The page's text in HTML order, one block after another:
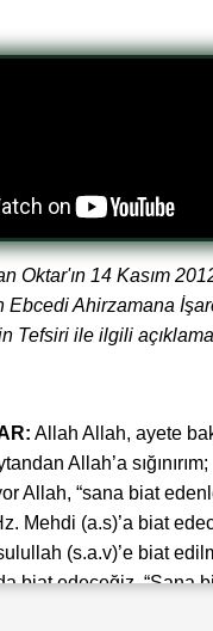
Oktar'ın 14 Kasım
Ebcedi Ahirzamana
Tefsiri ile ilgili
Allah Allah, ayete
Allah’a sığınırım;
Allah, “sana biat
Mehdi (a.s)’a biat
(s.a.v)’e biat
biat edeceğiz. “Sana